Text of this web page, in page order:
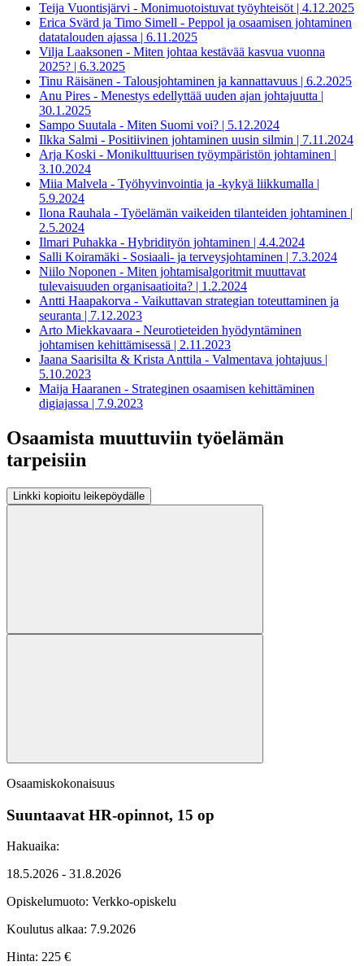
Teija Vuontisjärvi - Monimuotoistuvat työyhteisöt | 4.12.2025
Erica Svärd ja Timo Simell - Peppol ja osaamisen johtaminen
datatalouden ajassa | 6.11.2025
Vilja Laaksonen - Miten johtaa kestävää kasvua vuonna
2025? | 6.3.2025
Tinu Räisänen - Talousjohtaminen ja kannattavuus | 6.2.2025
Anu Pires - Menestys edellyttää uuden ajan johtajuutta |
30.1.2025
Sampo Suutala - Miten Suomi voi? | 5.12.2024
Ilkka Salmi - Positiivinen johtaminen uusin silmin | 7.11.2024
Arja Koski - Monikulttuurisen työympäristön johtaminen |
3.10.2024
Miia Malvela - Työhyvinvointia ja -kykyä liikkumalla |
5.9.2024
Ilona Rauhala - Työelämän vaikeiden tilanteiden johtaminen |
2.5.2024
Ilmari Puhakka - Hybridityön johtaminen | 4.4.2024
Salli Koiramäki - Sosiaali- ja terveysjohtaminen | 7.3.2024
Niilo Noponen - Miten johtamisalgoritmit muuttavat
tulevaisuuden organisaatioita? | 1.2.2024
Antti Haapakorva - Vaikuttavan strategian toteuttaminen ja
seuranta | 7.12.2023
Arto Miekkavaara - Neurotieteiden hyödyntäminen
johtamisen kehittämisessä | 2.11.2023
Jaana Saarisilta & Krista Anttila - Valmentava johtajuus |
5.10.2023
Maija Haaranen - Strateginen osaamisen kehittäminen
digiajassa | 7.9.2023
Osaamista muuttuviin työelämän
tarpeisiin
Linkki kopioitu leikepöydälle
Osaamiskokonaisuus
Suuntaavat HR-opinnot, 15 op
Hakuaika:
18.5.2026 - 31.8.2026
Opiskelumuoto: Verkko-opiskelu
Koulutus alkaa: 7.9.2026
Hinta: 225 €